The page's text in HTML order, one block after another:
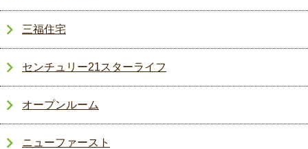
三福住宅
センチュリー21スターライフ
オープンルーム
ニューファースト